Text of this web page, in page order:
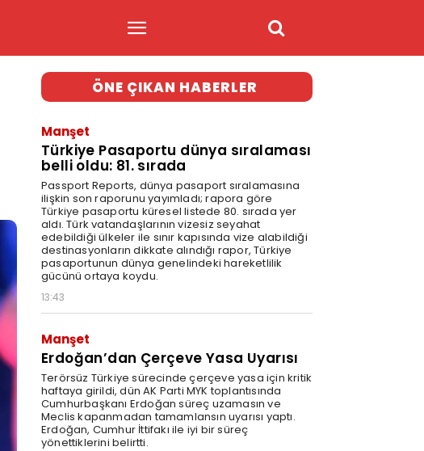
ÖNE ÇIKAN HABERLER
Manşet
Türkiye Pasaportu dünya sıralaması
belli oldu: 81. sırada
Passport Reports, dünya pasaport sıralamasına
ilişkin son raporunu yayımladı; rapora göre
Türkiye pasaportu küresel listede 80. sırada yer
aldı. Türk vatandaşlarının vizesiz seyahat
edebildiği ülkeler ile sınır kapısında vize alabildiği
destinasyonların dikkate alındığı rapor, Türkiye
pasaportunun dünya genelindeki hareketlilik
gücünü ortaya koydu.
13:43
Manşet
Erdoğan’dan Çerçeve Yasa Uyarısı
Terörsüz Türkiye sürecinde çerçeve yasa için kritik
haftaya girildi, dün AK Parti MYK toplantısında
Cumhurbaşkanı Erdoğan süreç uzamasın ve
Meclis kapanmadan tamamlansın uyarısı yaptı.
Erdoğan, Cumhur İttifakı ile iyi bir süreç
yönettiklerini belirtti.